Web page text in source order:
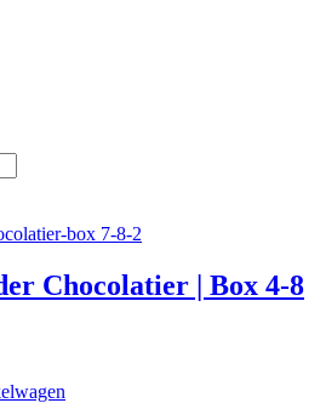
Chocolatier | Box 4-8